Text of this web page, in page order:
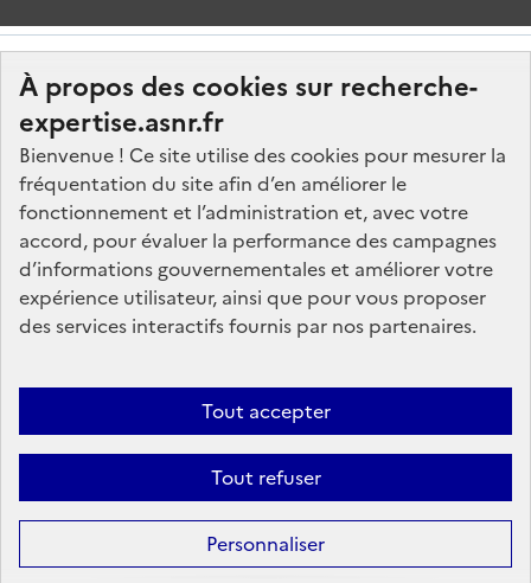
À propos des cookies sur recherche-
expertise.asnr.fr
Bienvenue ! Ce site utilise des cookies pour mesurer la
fréquentation du site afin d’en améliorer le
fonctionnement et l’administration et, avec votre
accord, pour évaluer la performance des campagnes
d’informations gouvernementales et améliorer votre
expérience utilisateur, ainsi que pour vous proposer
des services interactifs fournis par nos partenaires.
Tout accepter
Tout refuser
Personnaliser
Nos marchés
Nos offres d'emploi
FAQ
Glossaire
Plan du site